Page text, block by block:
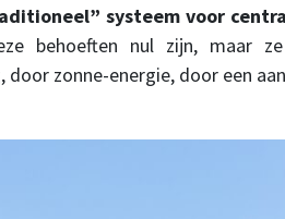
systeem voor
behoeften nul zijn, maar
zonne-energie, door een